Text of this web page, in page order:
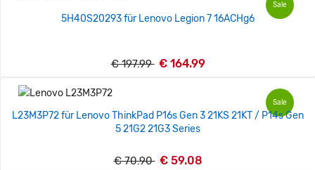
Sale
5H40S20293 für Lenovo Legion 7 16ACHg6
€ 197.99 € 164.99
Sale
L23M3P72 für Lenovo ThinkPad P16s Gen 3 21KS 21KT / P14s Gen
5 21G2 21G3 Series
€ 70.90 € 59.08